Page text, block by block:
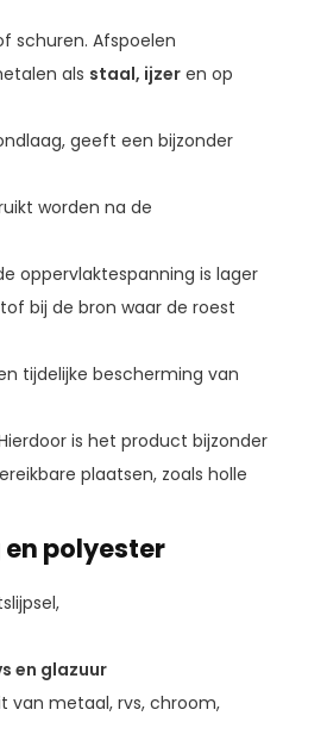
schuren. Afspoelen
als staal, ijzeren op
geeft een bijzonder
worden na de
oppervlaktespanning is lager
bij de bron waar de roest
tijdelijke bescherming van
is het product bijzonder
plaatsen, zoals holle
polyester
en glazuur
van metaal, rvs, chroom,